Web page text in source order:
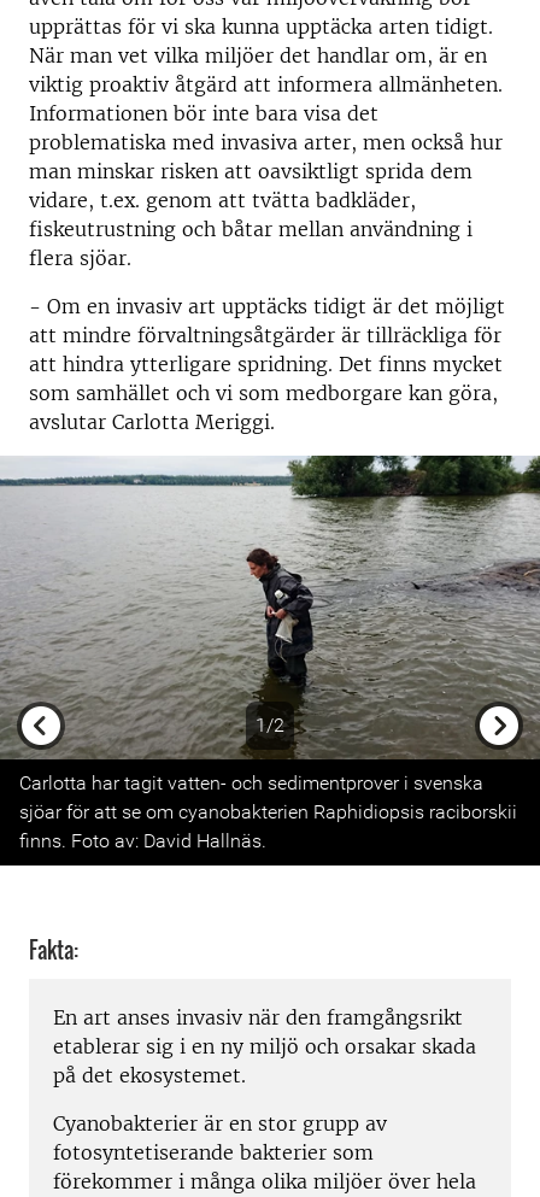
upprättas för vi ska kunna upptäcka arten tidigt.
När man vet vilka miljöer det handlar om, är en
viktig proaktiv åtgärd att informera allmänheten.
Informationen bör inte bara visa det
problematiska med invasiva arter, men också hur
man minskar risken att oavsiktligt sprida dem
vidare, t.ex. genom att tvätta badkläder,
fiskeutrustning och båtar mellan användning i
flera sjöar.
- Om en invasiv art upptäcks tidigt är det möjligt
att mindre förvaltningsåtgärder är tillräckliga för
att hindra ytterligare spridning. Det finns mycket
som samhället och vi som medborgare kan göra,
avslutar Carlotta Meriggi.
1/2
Previous
Carlotta har tagit vatten- och sedimentprover i svenska
sjöar för att se om cyanobakterien Raphidiopsis raciborskii
finns. Foto av: David Hallnäs.
Fakta:
En art anses invasiv när den framgångsrikt
etablerar sig i en ny miljö och orsakar skada
på det ekosystemet.
Cyanobakterier är en stor grupp av
fotosyntetiserande bakterier som
förekommer i många olika miljöer över hela